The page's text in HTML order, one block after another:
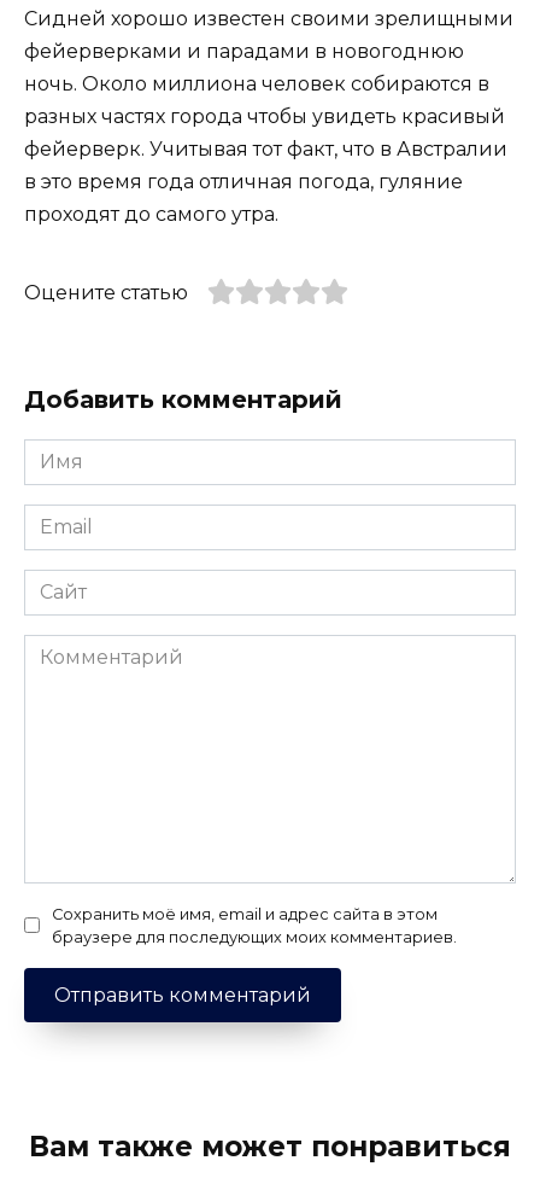
Сидней хорошо известен своими зрелищными
фейерверками и парадами в новогоднюю
ночь. Около миллиона человек собираются в
разных частях города чтобы увидеть красивый
фейерверк. Учитывая тот факт, что в Австралии
в это время года отличная погода, гуляние
проходят до самого утра.
Оцените статью
Добавить комментарий
Имя
*
Email
*
Сайт
Комментарий
Сохранить моё имя, email и адрес сайта в этом
браузере для последующих моих комментариев.
Вам также может понравиться